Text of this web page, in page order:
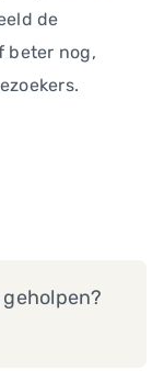
de
beter nog,